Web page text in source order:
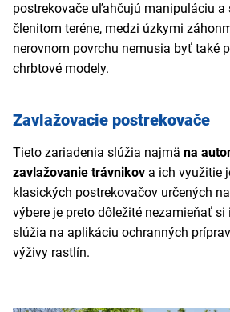
postrekovače uľahčujú manipuláciu a
členitom teréne, medzi úzkymi
nerovnom povrchu nemusia byť také
chrbtové modely.
Zavlažovacie postrekovače
Tieto zariadenia slúžia najmä na
zavlažovanie trávnikov a ich využitie
klasických postrekovačov určených
výbere je preto dôležité nezamieňať
slúžia na aplikáciu ochranných
výživy rastlín.